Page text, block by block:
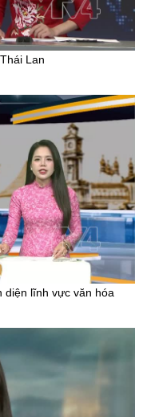
Lan
diện lĩnh vực văn hóa